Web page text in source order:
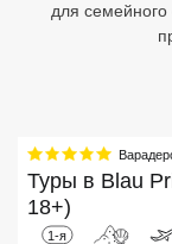
для
Туры в Blau
18+)
1-я
Хайнань
Занзибар
Абхазия